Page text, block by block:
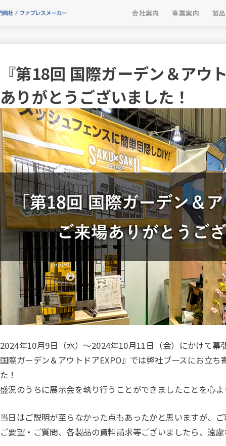
会社案内 事業案内 製
『第18回 国際ガーデン＆アウ
ありがとうございました！
2024年10月9日（水）～2024年10月11日（金）にかけて幕
国際ガーデン＆アウトドアEXPO』では弊社ブースにお立
た！
盛況のうちに展示会を執り行うことができましたことを心よ
当日はご説明が至らなかった点もあったかと思いますが、ご
ご要望・ご質問、各製品の資料請求等ございましたら、遠